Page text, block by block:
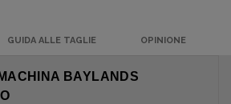
GUIDA ALLE TAGLIE OPINIONE
BAYLANDS